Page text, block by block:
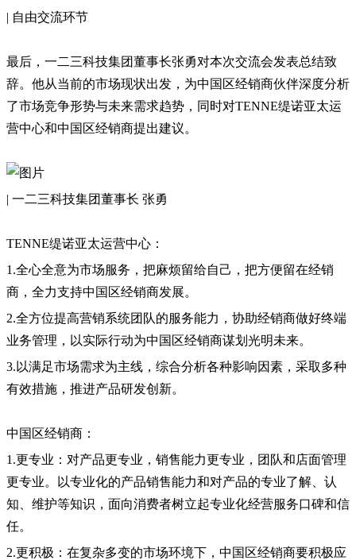
| 自由交流环节
最后，一二三科技集团董事长张勇对本次交流会发表总结致
辞。他从当前的市场现状出发，为中国区经销商伙伴深度分析
了市场竞争形势与未来需求趋势，同时对TENNE缇诺亚太运
营中心和中国区经销商提出建议。
| 一二三科技集团董事长 张勇
TENNE缇诺亚太运营中心：
1.全心全意为市场服务，把麻烦留给自己，把方便留在经销
商，全力支持中国区经销商发展。
2.全方位提高营销系统团队的服务能力，协助经销商做好终端
业务管理，以实际行动为中国区经销商谋划光明未来。
3.以满足市场需求为主线，综合分析各种影响因素，采取多种
有效措施，推进产品研发创新。
中国区经销商：
1.更专业：对产品更专业，销售能力更专业，团队和店面管理
更专业。以专业化的产品销售能力和对产品的专业了解、认
知、维护等知识，面向消费者树立起专业化经营服务口碑和信
任。
2.更积极：在复杂多变的市场环境下，中国区经销商要积极应